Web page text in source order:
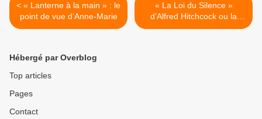
< « Lanterne à la main » : le
point de vue d’Anne-Marie
« La Loi du Silence »
d’Alfred Hitchcock ou la
réécriture du chemin de
Hébergé par Overblog
Top articles
Pages
Contact